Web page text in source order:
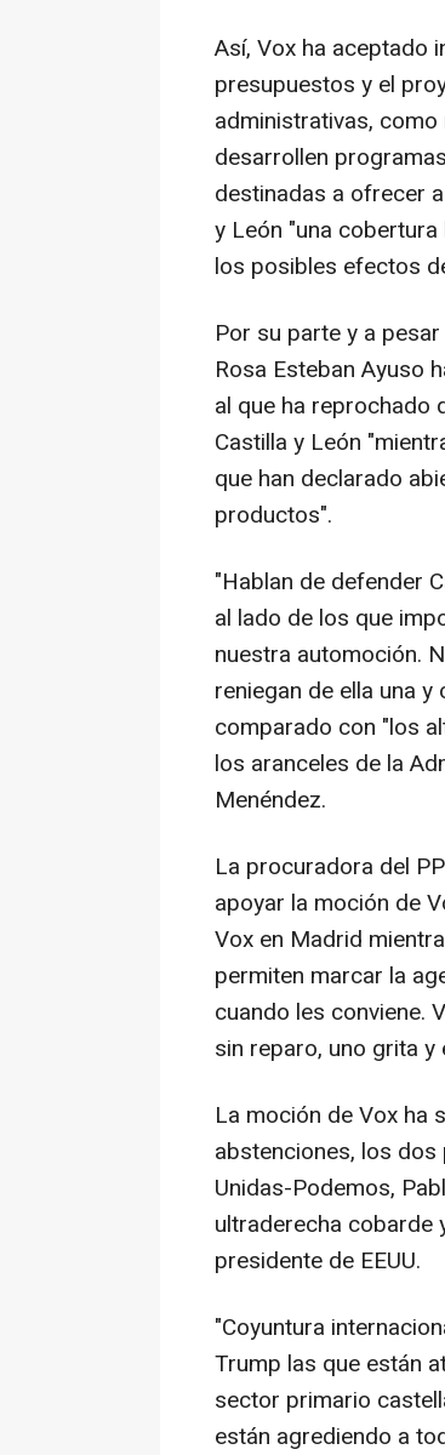
Así, Vox ha aceptado
presupuestos y el
administrativas,
desarrollen
destinadas a ofrecer
y León "una
los posibles efectos
Por su parte y a
Rosa Esteban Ayuso
al que ha reprochado
Castilla y León
que han declarado
productos".
"Hablan de defender
al lado de los que
nuestra automoción.
reniegan de ella una
comparado con "los
los aranceles de la
Menéndez.
La procuradora del
apoyar la moción de
Vox en Madrid
permiten marcar la
cuando les conviene.
sin reparo, uno grita
La moción de Vox ha
abstenciones, los
Unidas-Podemos,
ultraderecha cobarde
presidente de EEUU.
"Coyuntura
Trump las que están
sector primario
están agrediendo a